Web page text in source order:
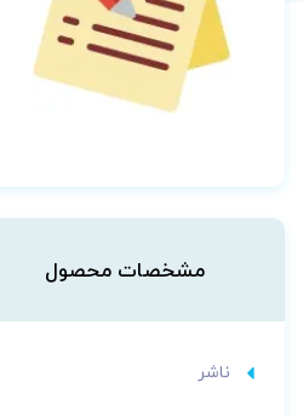
مشخصات محصول
ناشر